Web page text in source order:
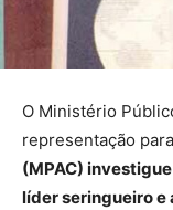
O Ministério
representação
(MPAC)
líder seringueiro